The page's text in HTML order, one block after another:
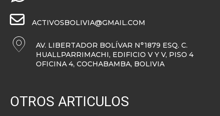
ACTIVOSBOLIVIA@GMAIL.COM
AV. LIBERTADOR BOLÍVAR N°1879 ESQ. C.
HUALLPARRIMACHI, EDIFICIO V Y V, PISO 4
OFICINA 4, COCHABAMBA, BOLIVIA
OTROS ARTICULOS